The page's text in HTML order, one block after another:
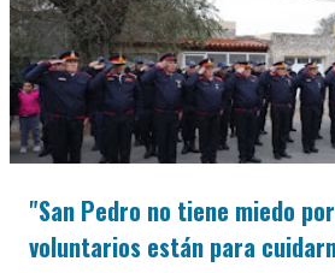
"San Pedro no tiene miedo
voluntarios están para